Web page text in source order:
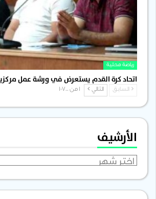
رياضة محلية
اتحاد كرة القدم يستعرض في ورشة عمل
السابق التالي
الأرشيف
الأرشيف